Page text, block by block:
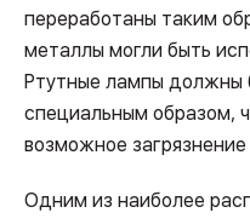
переработаны таким
металлы могли быть
Ртутные лампы должны
специальным образом,
возможное
Одним из наиболее